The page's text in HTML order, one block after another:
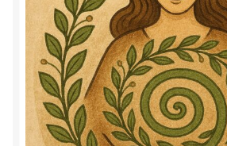
Mindfulness en Hartcoherentie
Narcisme
Nieuw boek ‘Pareltjes in de Oceaan.’
in woord en beeld